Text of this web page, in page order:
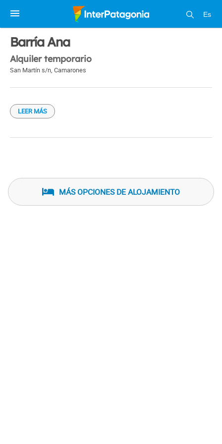
Es
1 / 1
Barría Ana
Alquiler temporario
San Martín s/n, Camarones
LEER MÁS
MÁS OPCIONES DE ALOJAMIENTO